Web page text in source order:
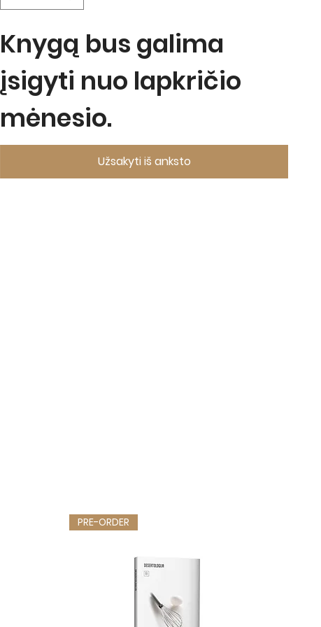
PRE-ORDER
Knygą bus galima
įsigyti nuo lapkričio
mėnesio.
Užsakyti iš anksto